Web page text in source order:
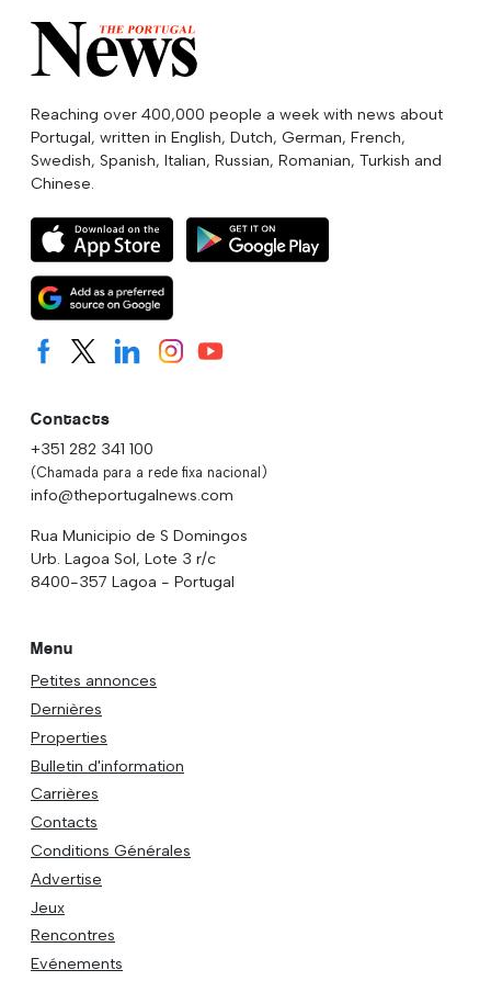
Reaching over 400,000 people a week with news about
Portugal, written in English, Dutch, German, French,
Swedish, Spanish, Italian, Russian, Romanian, Turkish and
Chinese.
Contacts
+351 282 341 100
(Chamada para a rede fixa nacional)
info@theportugalnews.com
Rua Municipio de S Domingos
Urb. Lagoa Sol, Lote 3 r/c
8400-357 Lagoa - Portugal
Menu
Petites annonces
Dernières
Properties
Bulletin d'information
Carrières
Contacts
Conditions Générales
Advertise
Jeux
Rencontres
Evénements